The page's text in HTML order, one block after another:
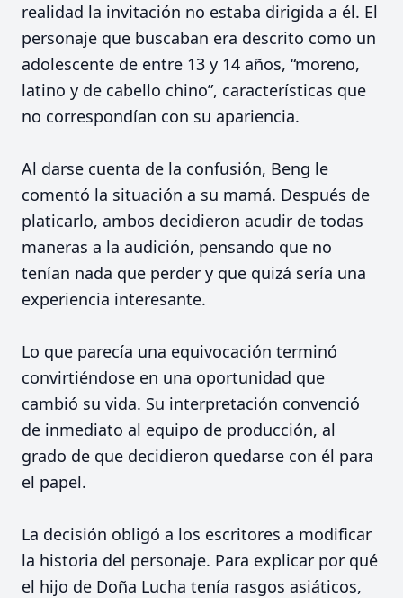
realidad la invitación no estaba dirigida a él. El
personaje que buscaban era descrito como un
adolescente de entre 13 y 14 años, “moreno,
latino y de cabello chino”, características que
no correspondían con su apariencia.
Al darse cuenta de la confusión, Beng le
comentó la situación a su mamá. Después de
platicarlo, ambos decidieron acudir de todas
maneras a la audición, pensando que no
tenían nada que perder y que quizá sería una
experiencia interesante.
Lo que parecía una equivocación terminó
convirtiéndose en una oportunidad que
cambió su vida. Su interpretación convenció
de inmediato al equipo de producción, al
grado de que decidieron quedarse con él para
el papel.
La decisión obligó a los escritores a modificar
la historia del personaje. Para explicar por qué
el hijo de Doña Lucha tenía rasgos asiáticos,